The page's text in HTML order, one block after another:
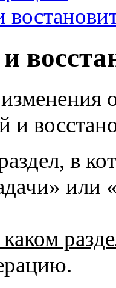
и
в
или